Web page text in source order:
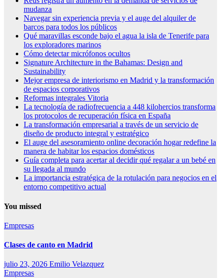
mudanza
Navegar sin experiencia previa y el auge del alquiler de
barcos para todos los públicos
Qué maravillas esconde bajo el agua la isla de Tenerife para
los exploradores marinos
Cómo detectar micrófonos ocultos
Signature Architecture in the Bahamas: Design and
Sustainability
Mejor empresa de interiorismo en Madrid y la transformación
de espacios corporativos
Reformas integrales Vitoria
La tecnología de radiofrecuencia a 448 kilohercios transforma
los protocolos de recuperación física en España
La transformación empresarial a través de un servicio de
diseño de producto integral y estratégico
El auge del asesoramiento online decoración hogar redefine la
manera de habitar los espacios domésticos
Guía completa para acertar al decidir qué regalar a un bebé en
su llegada al mundo
La importancia estratégica de la rotulación para negocios en el
entorno competitivo actual
You missed
Empresas
Clases de canto en Madrid
julio 23, 2026 Emilio Velazquez
Empresas